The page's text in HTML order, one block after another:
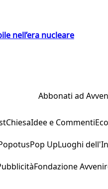
nell’era nucleare
Abbonati ad
ChiesaIdee e Commenti
Pop UpLuoghi
Fondazione